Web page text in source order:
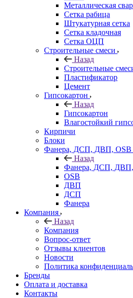
Металлическая
Сетка рабица
Штукатурная сетка
Сетка кладочная
Сетка ОЦП
Строительные смеси
Назад
Строительные
Пластификатор
Цемент
Гипсокартон
Назад
Гипсокартон
Влагостойкий
Кирпичи
Блоки
Фанера, ДСП, ДВП, OSB
Назад
Фанера, ДСП, ДВП,
OSB
ДВП
ДСП
Фанера
Компания
Назад
Компания
Вопрос-ответ
Отзывы клиентов
Новости
Политика
Бренды
Оплата и доставка
Контакты